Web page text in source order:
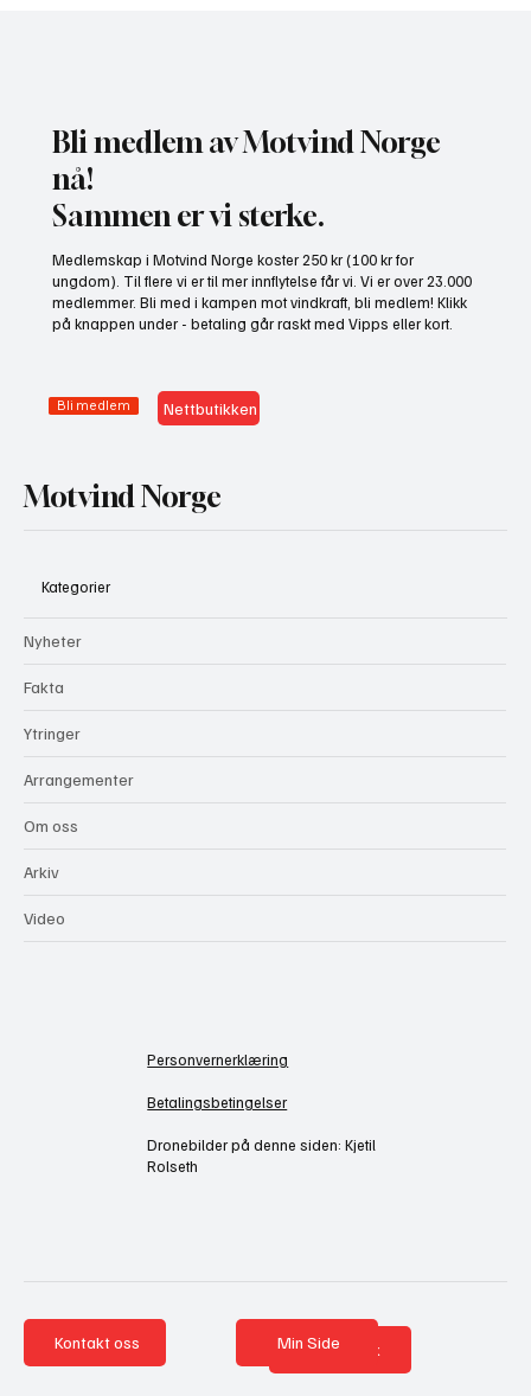
presse fram mer vindkraft
Bli medlem av Motvind Norge
nå!
Sammen er vi sterke.
Medlemskap i Motvind Norge koster 250 kr (100 kr for
ungdom). Til flere vi er til mer innflytelse får vi. Vi er over 23.000
medlemmer. Bli med i kampen mot vindkraft, bli medlem! Klikk
på knappen under - betaling går raskt med Vipps eller kort.
Bli medlem Nettbutikken
Motvind Norge
Kategorier
Nyheter
Fakta
Ytringer
Arrangementer
Om oss
Arkiv
Video
Personvernerklæring
Betalingsbetingelser
Dronebilder på denne siden: Kjetil
Rolseth
Kontakt oss Nettbutikk
Min Side